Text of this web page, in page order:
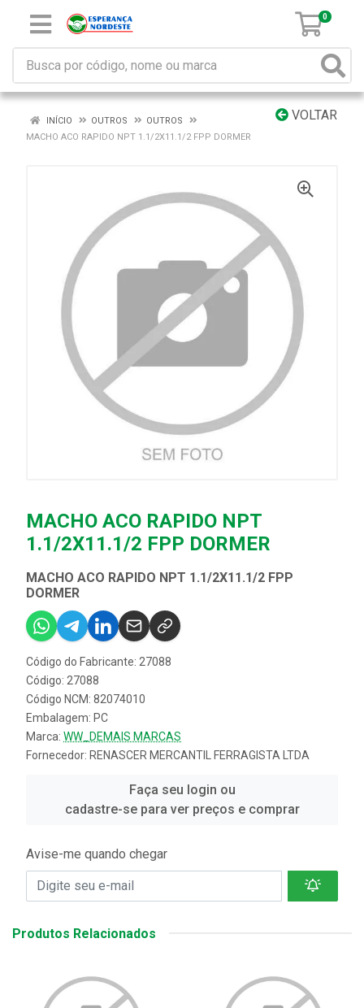
0
VOLTAR
INÍCIO OUTROS
OUTROS
MACHO ACO RAPIDO NPT 1.1/2X11.1/2 FPP DORMER
MACHO ACO RAPIDO NPT
1.1/2X11.1/2 FPP DORMER
MACHO ACO RAPIDO NPT 1.1/2X11.1/2 FPP
DORMER
Código do Fabricante: 27088
Código: 27088
Código NCM: 82074010
Embalagem: PC
Marca: WW_DEMAIS MARCAS
Fornecedor: RENASCER MERCANTIL FERRAGISTA LTDA
Faça seu login ou
cadastre-se para ver preços e comprar
Avise-me quando chegar
Produtos Relacionados